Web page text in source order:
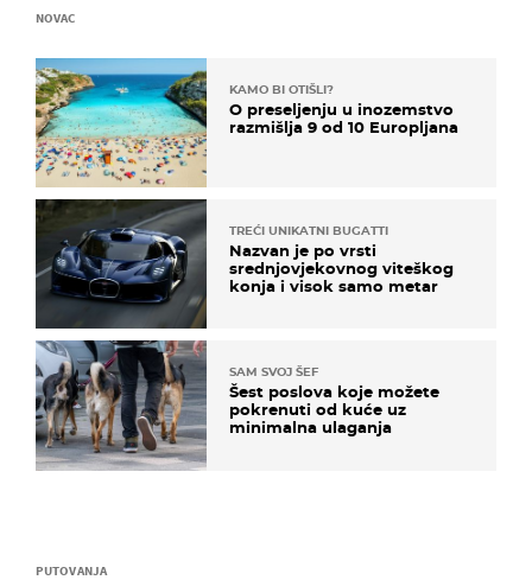
PUTOVANJA
NOVAC
KAMO BI OTIŠLI?
O preseljenju u inozemstvo
razmišlja 9 od 10 Europljana
TREĆI UNIKATNI BUGATTI
Nazvan je po vrsti
srednjovjekovnog viteškog
konja i visok samo metar
SAM SVOJ ŠEF
Šest poslova koje možete
pokrenuti od kuće uz
minimalna ulaganja